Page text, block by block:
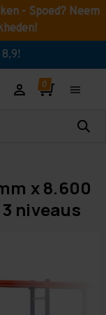
- Spoed? Neem
x 8.600
niveaus